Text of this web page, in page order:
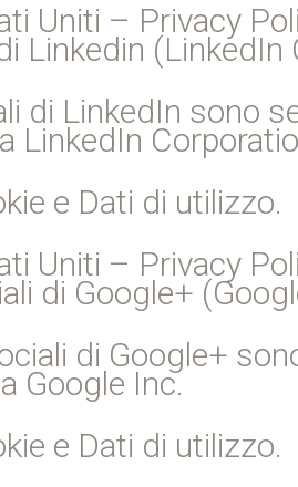
Uniti – Privacy
Linkedin (LinkedIn
di LinkedIn sono
LinkedIn
e Dati di utilizzo.
Uniti – Privacy
di Google+
di Google+
Google Inc.
e Dati di utilizzo.